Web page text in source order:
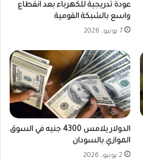
عودة تدريجية للكهرباء بعد انقطاع
واسع بالشبكة القومية
7 يونيو، 2026
الدولار يلامس 4300 جنيه في السوق
الموازي بالسودان
2 يونيو، 2026